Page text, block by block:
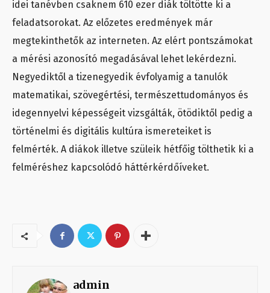
idei tanévben csaknem 610 ezer diák töltötte ki a
feladatsorokat. Az előzetes eredmények már
megtekinthetők az interneten. Az elért pontszámokat
a mérési azonosító megadásával lehet lekérdezni.
Negyediktől a tizenegyedik évfolyamig a tanulók
matematikai, szövegértési, természettudományos és
idegennyelvi képességeit vizsgálták, ötödiktől pedig a
történelmi és digitális kultúra ismereteiket is
felmérték. A diákok illetve szüleik hétfőig tölthetik ki a
felméréshez kapcsolódó háttérkérdőíveket.
admin